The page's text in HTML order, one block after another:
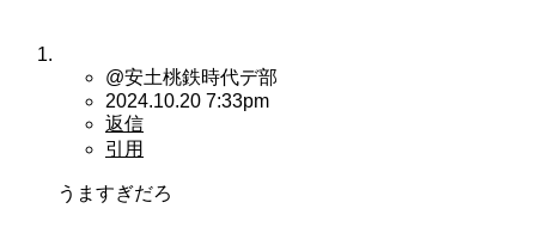
@安土桃鉄時代デ部
2024.10.20 7:33pm
返信
引用
うますぎだろ